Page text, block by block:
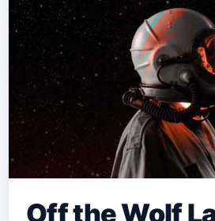
profundidad lírica de la
voz
Gillott establecen una
íntima con los
Off the Wolf